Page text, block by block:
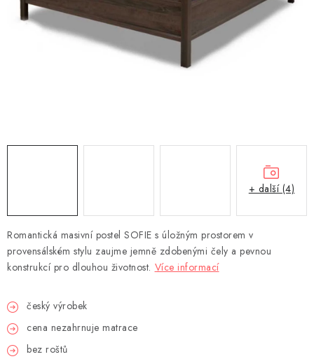
Doprava a platba
Výměna, reklamace a vrácení zboží
Obchodní podmínky
Romantická masivní postel SOFIE s úložným prostorem v
provensálském stylu zaujme jemně zdobenými čely a pevnou
konstrukcí pro dlouhou životnost. Více informací
český výrobek
cena nezahrnuje matrace
bez roštů
+ další (4)